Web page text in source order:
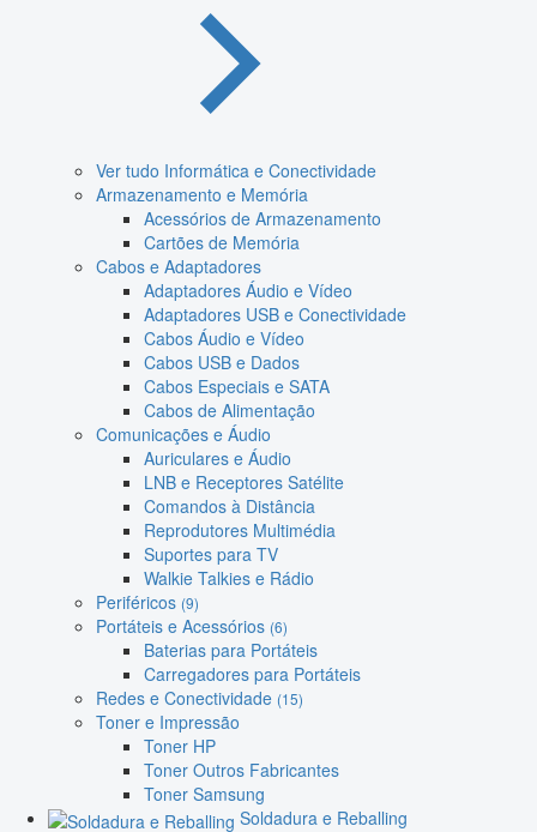
Ver tudo Informática e Conectividade
Armazenamento e Memória
Acessórios de Armazenamento
Cartões de Memória
Cabos e Adaptadores
Adaptadores Áudio e Vídeo
Adaptadores USB e Conectividade
Cabos Áudio e Vídeo
Cabos USB e Dados
Cabos Especiais e SATA
Cabos de Alimentação
Comunicações e Áudio
Auriculares e Áudio
LNB e Receptores Satélite
Comandos à Distância
Reprodutores Multimédia
Suportes para TV
Walkie Talkies e Rádio
Periféricos (9)
Portáteis e Acessórios (6)
Baterias para Portáteis
Carregadores para Portáteis
Redes e Conectividade (15)
Toner e Impressão
Toner HP
Toner Outros Fabricantes
Toner Samsung
Soldadura e Reballing